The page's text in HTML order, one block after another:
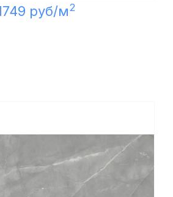
руб/м2